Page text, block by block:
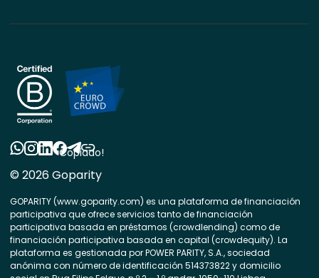
© 2026 Goparity
GOPARITY (www.goparity.com) es una plataforma de financiación
participativa que ofrece servicios tanto de financiación
participativa basada en préstamos (crowdlending) como de
financiación participativa basada en capital (crowdequity). La
plataforma es gestionada por POWER PARITY, S.A., sociedad
anónima con número de identificación 514373822 y domicilio
Copiado!